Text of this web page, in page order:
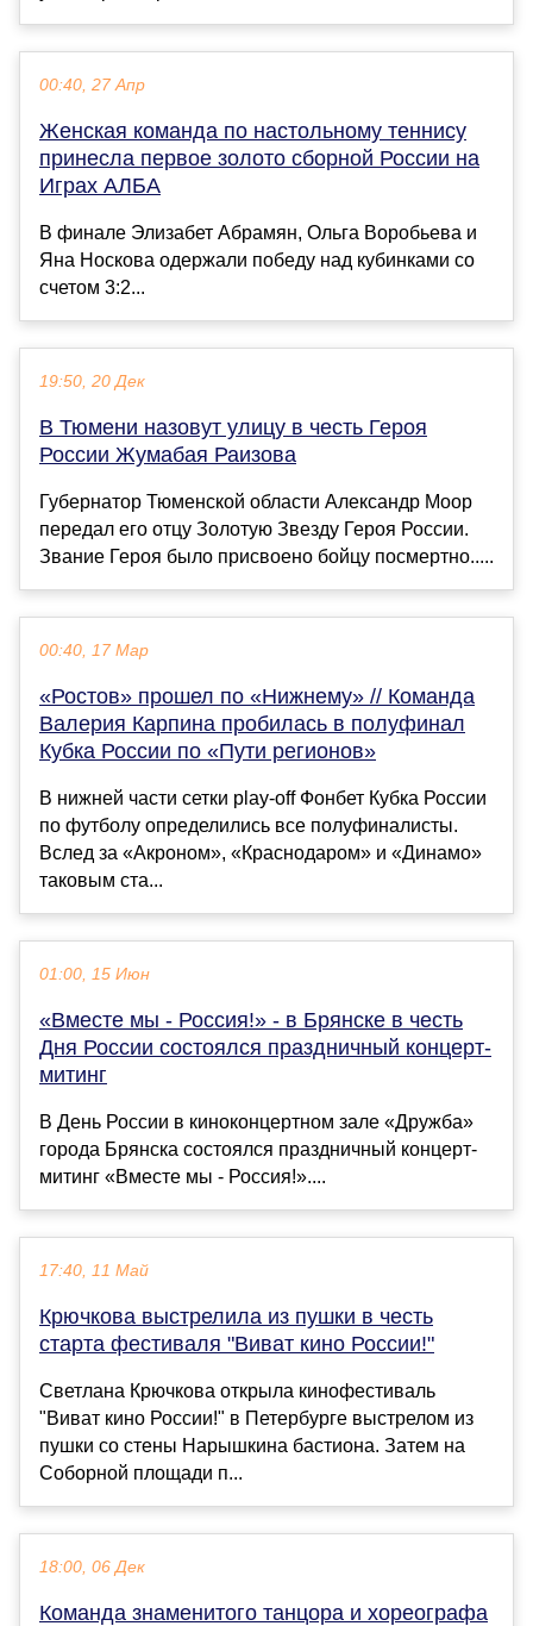
00:40, 27 Апр
Женская команда по настольному теннису
принесла первое золото сборной России на
Играх АЛБА
В финале Элизабет Абрамян, Ольга Воробьева и
Яна Носкова одержали победу над кубинками со
счетом 3:2...
19:50, 20 Дек
В Тюмени назовут улицу в честь Героя
России Жумабая Раизова
Губернатор Тюменской области Александр Моор
передал его отцу Золотую Звезду Героя России.
Звание Героя было присвоено бойцу посмертно.....
00:40, 17 Мар
«Ростов» прошел по «Нижнему» // Команда
Валерия Карпина пробилась в полуфинал
Кубка России по «Пути регионов»
В нижней части сетки play-off Фонбет Кубка России
по футболу определились все полуфиналисты.
Вслед за «Акроном», «Краснодаром» и «Динамо»
таковым ста...
01:00, 15 Июн
«Вместе мы - Россия!» - в Брянске в честь
Дня России состоялся праздничный концерт-
митинг
В День России в киноконцертном зале «Дружба»
города Брянска состоялся праздничный концерт-
митинг «Вместе мы - Россия!»....
17:40, 11 Май
Крючкова выстрелила из пушки в честь
старта фестиваля "Виват кино России!"
Светлана Крючкова открыла кинофестиваль
"Виват кино России!" в Петербурге выстрелом из
пушки со стены Нарышкина бастиона. Затем на
Соборной площади п...
18:00, 06 Дек
Команда знаменитого танцора и хореографа